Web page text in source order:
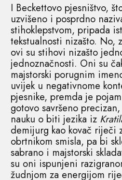
I Beckettovo pjesništvo,
uzvišeno i posprdno
stihoklepstvom, pripada
tekstualnosti nizašto. No,
ovi su stihovi nizašto
jednoznačnosti. Oni su
majstorski porugnim
uvijek u negativnome
pjesnike, premda je
gotovo savršeno
nauku o biti jezika iz
demijurg kao kovač riječi
obrtnikom smisla, pa bi
sabrano i majstorski
su oni ispunjeni
žudnjom za energijom